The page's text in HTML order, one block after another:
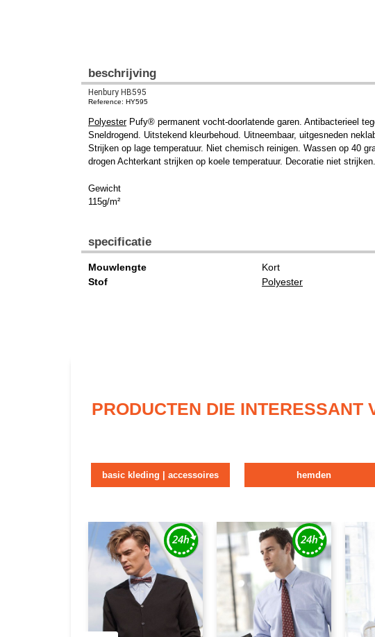
beschrijving
Henbury HB595
Reference: HY595
PolyesterPufy® permanent vocht-doorlatende garen. Antibacterieel
Sneldrogend. Uitstekend kleurbehoud. Uitneembaar, uitgesneden
Strijken op lage temperatuur. Niet chemisch reinigen. Wassen op 40
drogen Achterkant strijken op koele temperatuur. Decoratie niet strijken.
Gewicht
115g/m²
specificatie
Mouwlengte
Kort
Stof
Polyester
PRODUCTEN DIE INTERESSANT
basic kleding | accessoires hemden